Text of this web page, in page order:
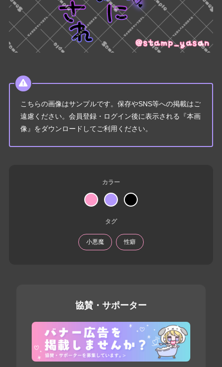
こちらの画像はサンプルです。保存やSNS等への掲載はご
遠慮ください。会員登録・ログイン後に表示される『本画
像』をダウンロードしてご利用ください。
カラー
タグ
小悪魔 性癖
協賛・サポーター